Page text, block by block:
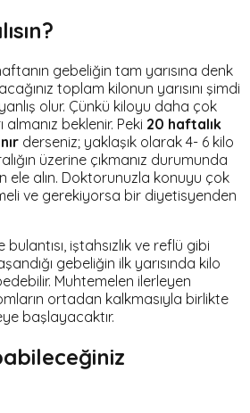
gebeliğin tam yarısına denk
toplam kilonun yarısını şimdi
olur. Çünkü kiloyu daha çok
beklenir. Peki 20 haftalık
derseniz; yaklaşık olarak 4- 6 kilo
üzerine çıkmanız durumunda
alın. Doktorunuzla konuyu çok
ve gerekiyorsa bir diyetisyenden
bulantısı, iştahsızlık ve reflü gibi
gebeliğin ilk yarısında kilo
Muhtemelen ilerleyen
ortadan kalkmasıyla birlikte
başlayacaktır.